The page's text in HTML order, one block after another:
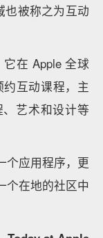
店
策略：
了城市公共空间
个新的名字——
坐在树下休息、